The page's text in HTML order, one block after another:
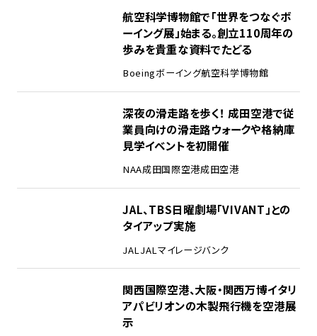
航空科学博物館で「世界をつなぐボ
ーイング展」始まる。創立110周年の
歩みを貴重な資料でたどる
Boeingボーイング航空科学博物館
深夜の滑走路を歩く！ 成田空港で従
業員向けの滑走路ウォークや格納庫
見学イベントを初開催
NAA成田国際空港成田空港
JAL、TBS日曜劇場「VIVANT」との
タイアップ実施
JAL JALマイレージバンク
関西国際空港、大阪・関西万博イタリ
アパビリオンの木製飛行機を空港展
示